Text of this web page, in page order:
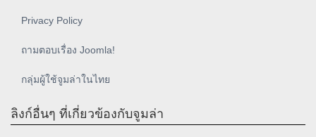
Privacy Policy
ถามตอบเรื่อง Joomla!
กลุ่มผู้ใช้จูมล่าในไทย
ลิงก์อื่นๆ ที่เกี่ยวข้องกับจูมล่า